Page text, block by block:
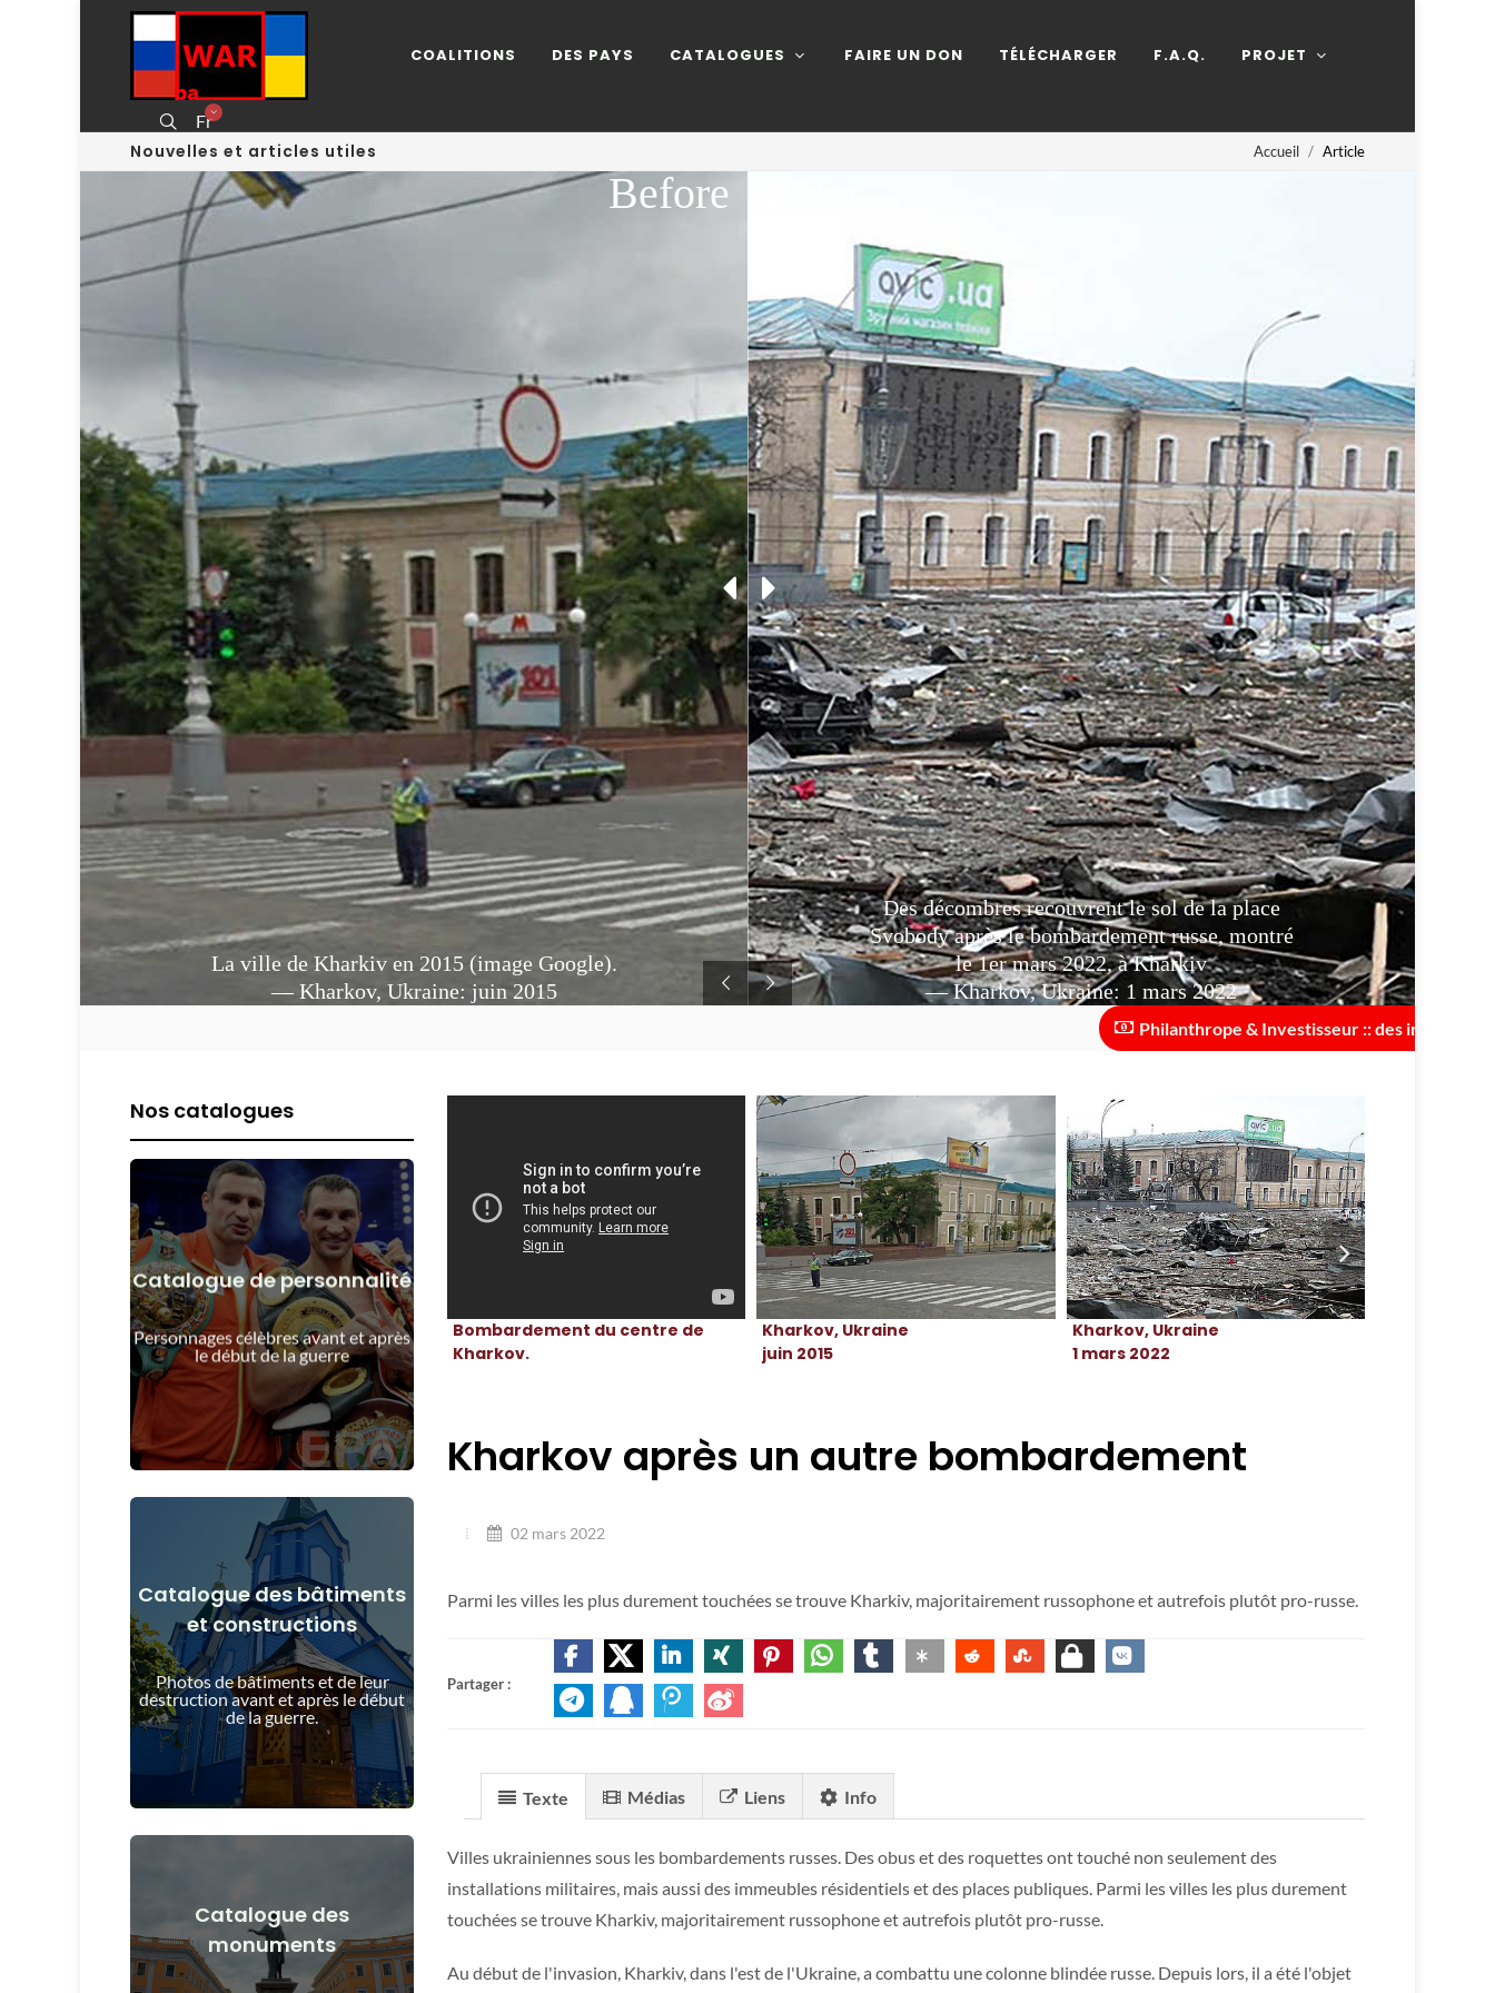
Fr
COALITIONS DES PAYS CATALOGUES FAIRE UN DON TÉLÉCHARGER F.A.Q. PROJET
Nouvelles et articles utiles Accueil Article
Des décombres recouvrent le sol de la place
Svobody après le bombardement russe, montré
le 1er mars 2022, à Kharkiv
— Kharkov, Ukraine: 1 mars 2022
La ville de Kharkiv en 2015 (image Google).
— Kharkov, Ukraine: juin 2015
Before
Philanthrope & Investisseur :: des
Nos catalogues
Catalogue de personnalité
Personnages célèbres avant et après
le début de la guerre
Les gens avant et après le début de la
guerre
Voir les détails
Catalogue des bâtiments
et constructions
Photos de bâtiments et de leur
destruction avant et après le début
de la guerre.
Bâtiments, structures, objets avant
et après le début de la guerre
Voir les détails
Catalogue des
monuments
Monuments, œuvres d'art avant et
après le début de la guerre
Voir les détails
Bombardement du centre de
Kharkov.
Kharkov, Ukraine
juin 2015
Kharkov, Ukraine
1 mars 2022
Kharkov après un autre bombardement
02 mars 2022
Parmi les villes les plus durement touchées se trouve Kharkiv, majoritairement russophone et autrefois plutôt pro-russe.
Partager :
Texte Médias Liens Info
Villes ukrainiennes sous les bombardements russes. Des obus et des roquettes ont touché non seulement des
installations militaires, mais aussi des immeubles résidentiels et des places publiques. Parmi les villes les plus durement
touchées se trouve Kharkiv, majoritairement russophone et autrefois plutôt pro-russe.
Au début de l'invasion, Kharkiv, dans l'est de l'Ukraine, a combattu une colonne blindée russe. Depuis lors, il a été l'objet